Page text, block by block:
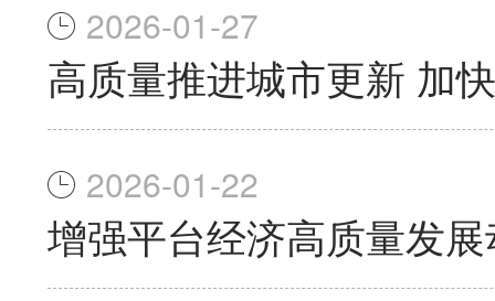
2026-01-27
高质量推进城市更新 加
2026-01-22
增强平台经济高质量发